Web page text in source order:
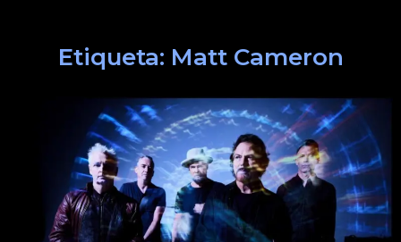
Etiqueta: Matt Cameron